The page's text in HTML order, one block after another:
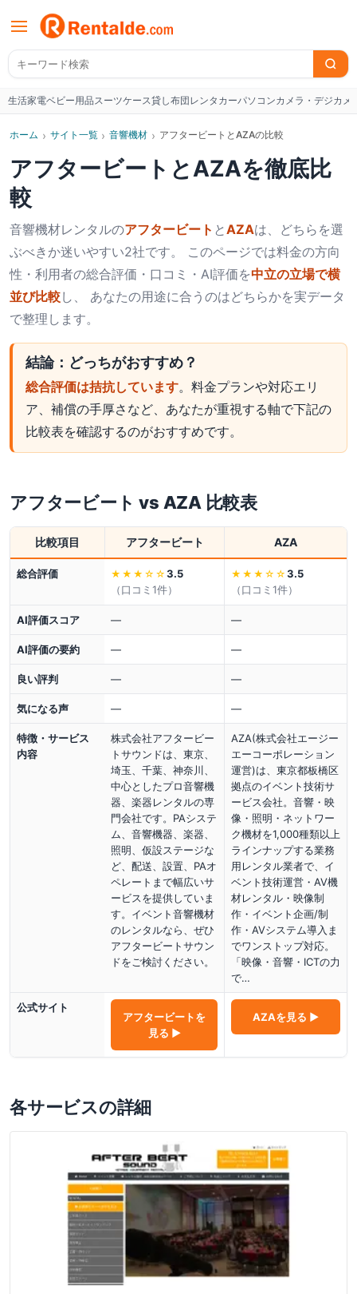
生活家電ベビー用品スーツケース貸し布団レンタカーパソコンカメラ・デジカメ
ホーム › サイト一覧 › 音響機材 › アフタービートとAZAの比較
アフタービート とAZAを徹底比
較
音響機材レンタルのアフタービート とAZAは、どちらを選
ぶべきか迷いやすい2社です。 このページでは料金の方向
性・利用者の総合評価・口コミ・AI評価を中立の立場で横
並び比較し、 あなたの用途に合うのはどちらかを実データ
で整理します。
結論：どっちがおすすめ？
総合評価は拮抗しています。料金プランや対応エリ
ア、補償の手厚さなど、あなたが重視する軸で下記の
比較表を確認するのがおすすめです。
アフタービート vs AZA 比較表
比較項目 アフタービート AZA
総合評価 ★★★ ☆☆ 3.5
（口コミ 1件）
★★★ ☆☆ 3.5
（口コミ 1件）
AI評価スコア — —
AI評価の要約 — —
良い評判 — —
気になる声 — —
特徴・サービス
内容
株式会社アフタービー
トサウンドは、東京、
埼玉、千葉、神奈川、
中心としたプロ音響機
器、楽器レンタルの専
門会社です。PAシステ
ム、音響機器、楽器、
照明、仮設ステージな
ど、配送、設置、PAオ
ペレートまで幅広いサ
ービスを提供していま
す。イベント音響機材
のレンタルなら、ぜひ
アフタービートサウン
ドをご検討ください。
AZA(株式会社エージー
エーコーポレーション
運営)は、東京都板橋区
拠点のイベント技術サ
ービス会社。音響・映
像・照明・ネットワー
ク機材を1,000種類以上
ラインナップする業務
用レンタル業者で、イ
ベント技術運営・AV機
材レンタル・映像制
作・イベント企画/制
作・AVシステム導入ま
でワンストップ対応。
「映像・音響・ICTの力
で…
公式サイト
アフタービートを
見る ▶
AZAを見る ▶
各サービスの詳細